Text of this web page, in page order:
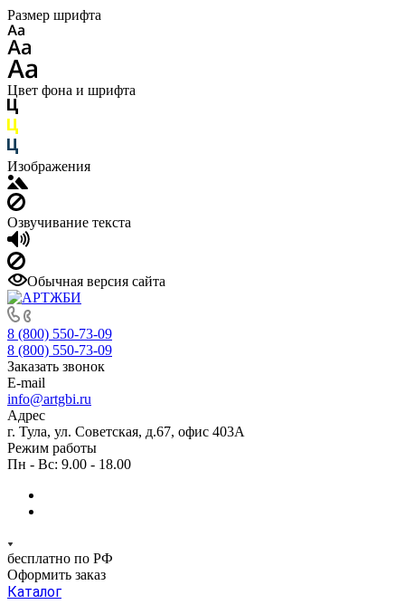
Размер шрифта
Цвет фона и шрифта
Изображения
Озвучивание текста
Обычная версия сайта
8 (800) 550-73-09
8 (800) 550-73-09
Заказать звонок
E-mail
info@artgbi.ru
Адрес
г. Тула, ул. Советская, д.67, офис 403А
Режим работы
Пн - Вс: 9.00 - 18.00
бесплатно по РФ
Оформить заказ
Каталог